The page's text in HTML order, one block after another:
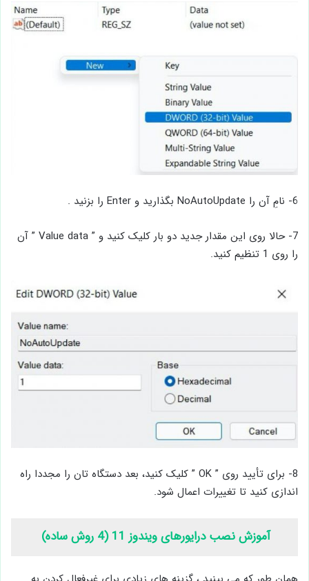
6- نامِ آن را NoAutoUpdate بگذارید و Enter را بزنید .
7- حالا روی این مقدار جدید دو بار کلیک کنید و ” Value data ” آن
را روی 1 تنظیم کنید.
8- برای تأیید روی ” OK ” کلیک کنید، بعد دستگاه تان را مجددا راه
اندازی کنید تا تغییرات اعمال شود.
آموزش نصب درایورهای ویندوز 11 (4 روش ساده)